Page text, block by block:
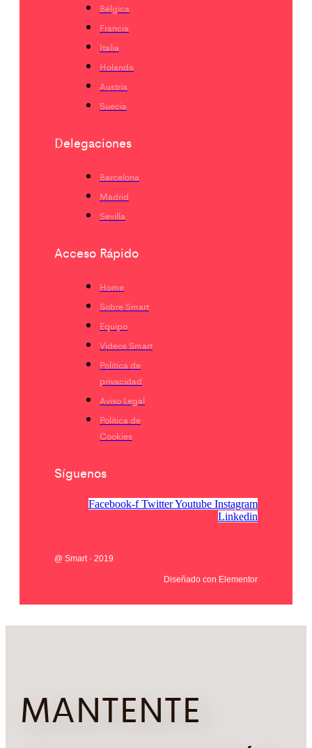
Bélgica
Francia
Italia
Holanda
Austria
Suecia
Delegaciones
Barcelona
Madrid
Sevilla
Acceso Rápido
Home
Sobre Smart
Equipo
Videos Smart
Política de
privacidad
Aviso Legal
Política de
Cookies
Síguenos
Facebook-f TwitterYoutube Instagram
Linkedin
@ Smart · 2019
Diseñado con Elementor
MANTENTE